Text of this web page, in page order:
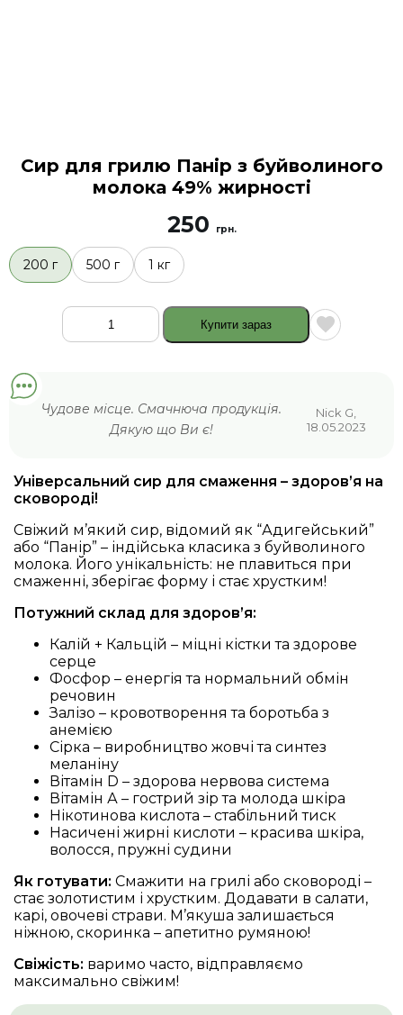
Сир для грилю Панір з буйволиного
молока 49% жирності
250 грн.
200 г 500 г 1 кг
Сир
буйволиного
молока
кількість
Купити зараз
Чудове місце. Смачнюча продукція.
Дякую що Ви є!
Nick G,
18.05.2023
Універсальний сир для смаження – здоров’я на
сковороді!
Свіжий м’який сир, відомий як “Адигейський”
або “Панір” – індійська класика з буйволиного
молока. Його унікальність: не плавиться при
смаженні, зберігає форму і стає хрустким!
Потужний склад для здоров’я:
Калій + Кальцій – міцні кістки та здорове
серце
Фосфор – енергія та нормальний обмін
речовин
Залізо – кровотворення та боротьба з
анемією
Сірка – виробництво жовчі та синтез
меланіну
Вітамін D – здорова нервова система
Вітамін А – гострий зір та молода шкіра
Нікотинова кислота – стабільний тиск
Насичені жирні кислоти – красива шкіра,
волосся, пружні судини
Як готувати: Смажити на грилі або сковороді –
стає золотистим і хрустким. Додавати в салати,
карі, овочеві страви. М’якуша залишається
ніжною, скоринка – апетитно румяною!
Свіжість: варимо часто, відправляємо
максимально свіжим!